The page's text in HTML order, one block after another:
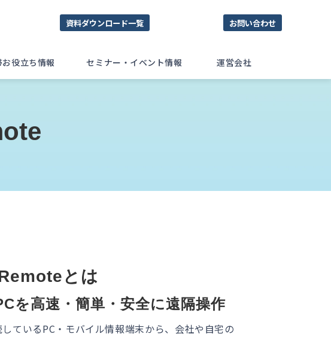
資料ダウンロード一覧 お問い合わせ
役立ち情報 セミナー・イベント情報 運営会社
とは
を高速・簡単・安全に遠隔操作
ているPC・モバイル情報端末から、会社や自宅の